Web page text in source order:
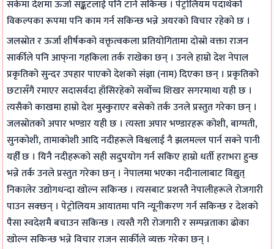
सकेमा देशमा ऊर्जा सङ्कटलाई पनि टार्न सकिन्छ । पेट्रोलियम पदार्थको
विकल्पका रूपमा पनि काम गर्न सकिन्छ भन्ने अयरको विचार रहेको छ ।
जलस्रोत र ऊर्जा शीर्षकको वक्तृत्वकला प्रतियोगितामा दोस्रो वक्ता राजन
सार्कीले पनि आफ्‌ना गहकिला तर्क राखेका छन् । उनले हाम्रो देश नेपाल
प्रकृतिको सुन्दर उपहार पाएको देशको संज्ञा (नाम) दिएका छन् । प्रकृतिको
छटासँगै रमाएर सदासर्वदा हाँसिरहेको सर्वोच्च शिखर सगरमाथा यही छ ।
त्यसैको काखमा हाम्रो देश मुस्कुराएर बसेको तर्क उनले प्रस्तुत गरेका छन् ।
जलस्रोतको अपार भण्डार यही छ । त्यस्ता अपार भण्डारहरू कोशी, बाग्मती,
सुनकोशी, तामाकोशी आदि नदीहरूले विश्वलाई नै झलमल्ल पार्न सक्ने पानी
यहीँ छ । यिनै नदीहरूको सही सदुपयोग गर्न सकिए हाम्रो धर्ती हराभरा हुन्छ
भन्ने तर्क उनले प्रस्तुत गरेका छन् । नेपालमा भएका नदीनालाबाट विद्युत्
निकालेर उद्योगधन्दा खोल्न सकिन्छ । त्यसबाट प्रशस्तै नेपालीहरूले रोजगारी
पाउन सक्छन् । पेट्रोलियम आयातमा पनि न्यूनीकरण गर्न सकिन्छ र देशको
पैसा स्वदेशमै बचाउन सकिन्छ । त्यस्तै गरी रोजगारी र सम्पन्नताका ढोका
खोल्न सकिन्छ भन्ने विचार राजन सार्कीले व्यक्त गरेका छन् ।
l
o
g
y
C
o
m
p
l
e
t
e
G
u
G
u
i
d
e
I
O
E
N
e
w
S
y
m
p
l
e
t
G
u
i
d
e
(
I
O
i
s
C
o
m
p
l
e
t
e
G
u
i
d
y
C
o
m
p
e
t
e
G
u
i
d
e